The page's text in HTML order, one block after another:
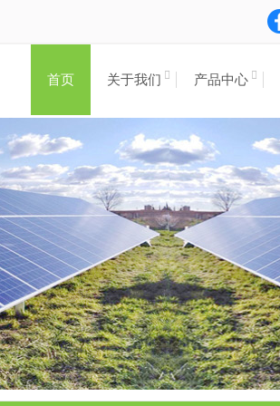
首页 关于我们 产品中心